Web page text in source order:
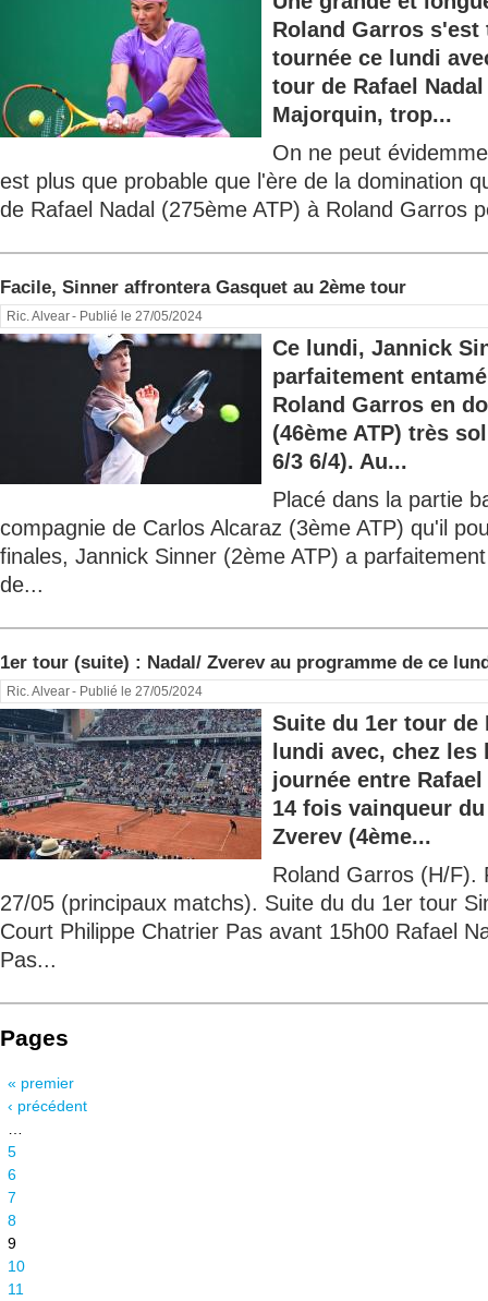
Roland Garros
tournée ce lundi
tour de Rafael Nadal
Majorquin, trop...
On ne peut
est plus que probable que l'ère de la domination
de Rafael Nadal (275ème ATP) à Roland Garros
Facile, Sinner affrontera Gasquet au 2ème tour
Ric. Alvear- Publié le 27/05/2024
Ce lundi, Jannick
parfaitement
Roland Garros en
(46ème ATP) très
6/3 6/4). Au...
Placé dans la partie
compagnie de Carlos Alcaraz (3ème ATP) qu'il
finales, Jannick Sinner (2ème ATP) a
de...
1er tour (suite) : Nadal/ Zverev au programme de ce
Ric. Alvear- Publié le 27/05/2024
Suite du 1er tour de
lundi avec, chez
journée entre Rafael
14 fois vainqueur
Zverev (4ème...
Roland Garros (H/F).
27/05 (principaux matchs). Suite du du 1er tour
Court Philippe Chatrier Pas avant 15h00 Rafael
Pas...
Pages
« premier
‹ précédent
5
6
7
8
9
10
11